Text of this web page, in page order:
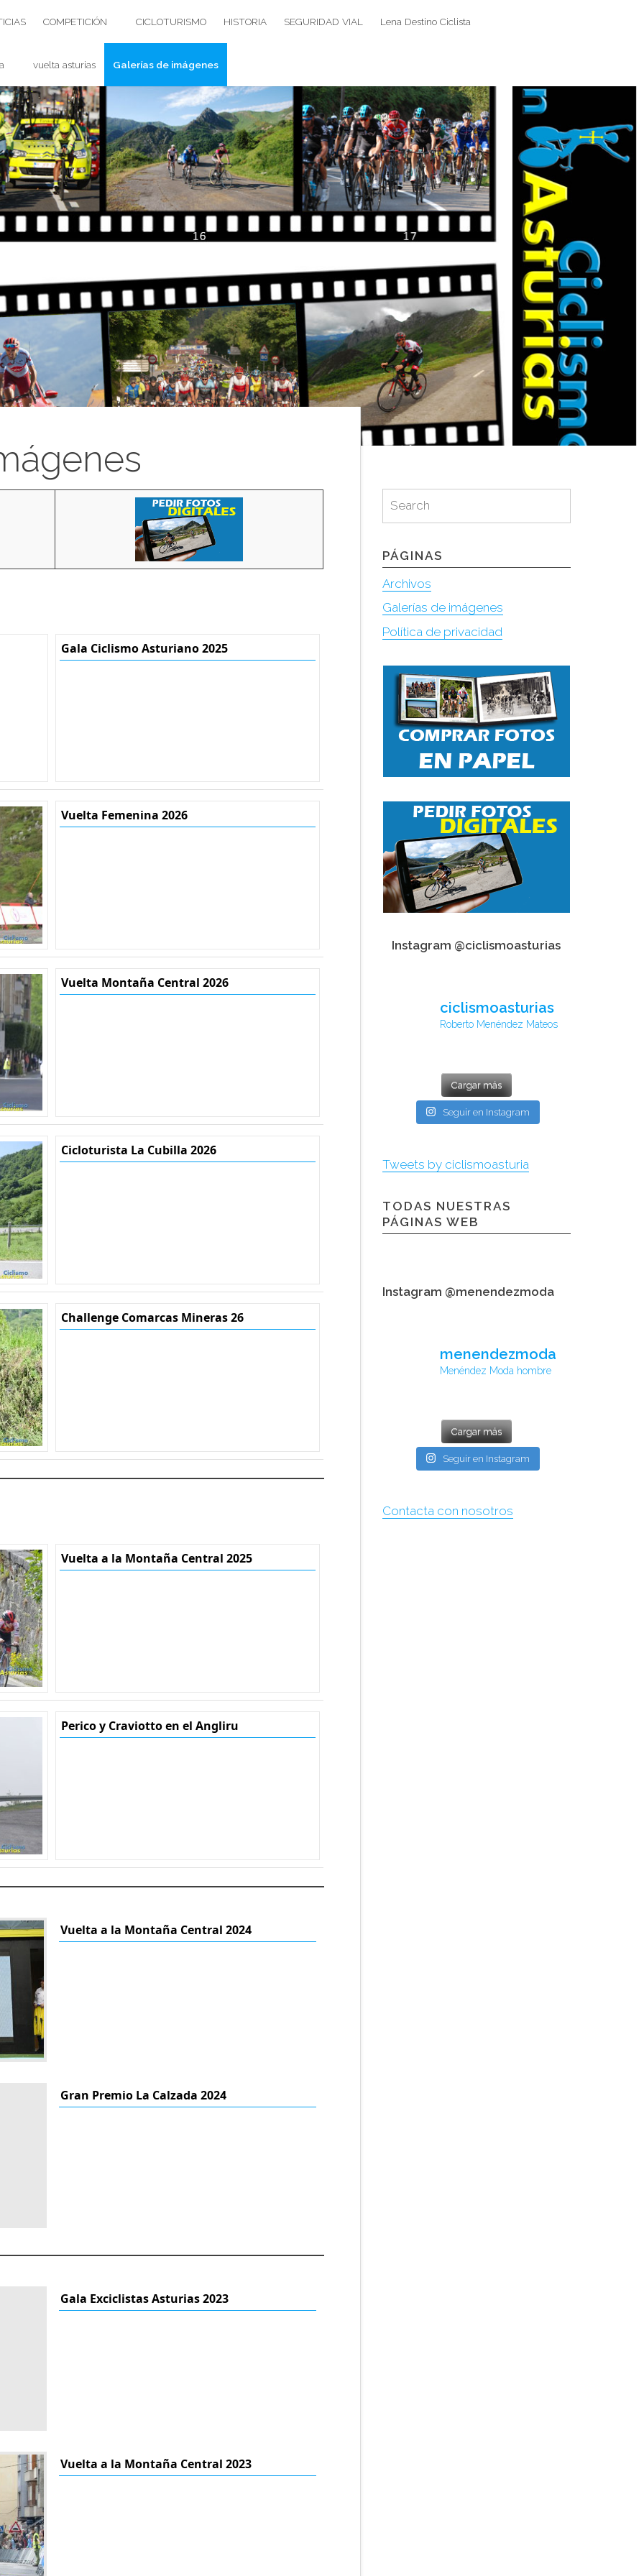
COMPETICIÓN CICLOTURISMO HISTORIA SEGURIDAD VIAL Lena Destino Ciclista
vuelta asturias Galerías de imágenes
Gala Ciclismo Asturiano 2025
Vuelta Femenina 2026
Vuelta Montaña Central 2026
Cicloturista La Cubilla 2026
Challenge Comarcas Mineras 26
Vuelta a la Montaña Central 2025
Perico y Craviotto en el Angliru
Vuelta a la Montaña Central 2024
Gran Premio La Calzada 2024
Gala Exciclistas Asturias 2023
Vuelta a la Montaña Central 2023
for:
Search
PÁGINAS
Archivos
Galerías de imágenes
Política de privacidad
Instagram @ciclismoasturias
ciclismoasturias
Roberto Menéndez Mateos
Cargar más
Seguir en Instagram
Tweets by ciclismoasturia
TODAS NUESTRAS
PÁGINAS WEB
Instagram @menendezmoda
menendezmoda
Menéndez Moda hombre
Cargar más
Seguir en Instagram
Contacta con nosotros